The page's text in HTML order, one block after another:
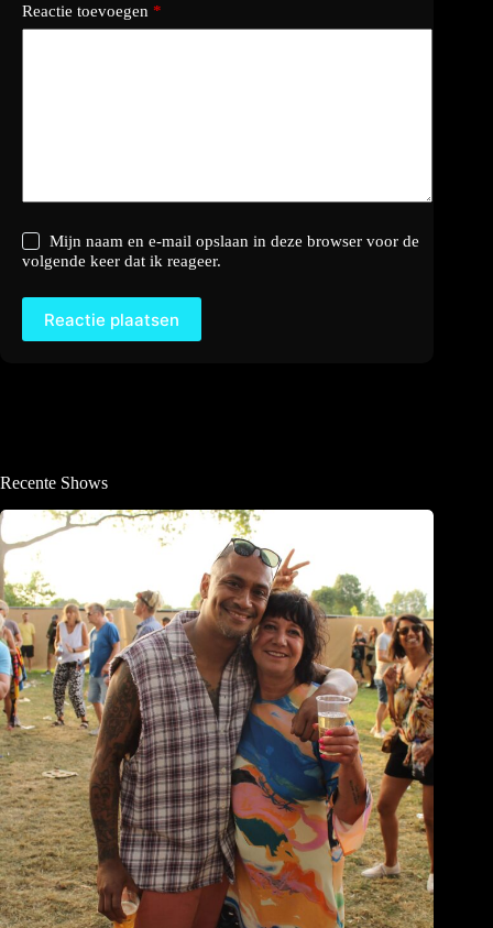
Reactie toevoegen *
Mijn naam en e-mail opslaan in deze browser voor de
volgende keer dat ik reageer.
Reactie plaatsen
Recente Shows